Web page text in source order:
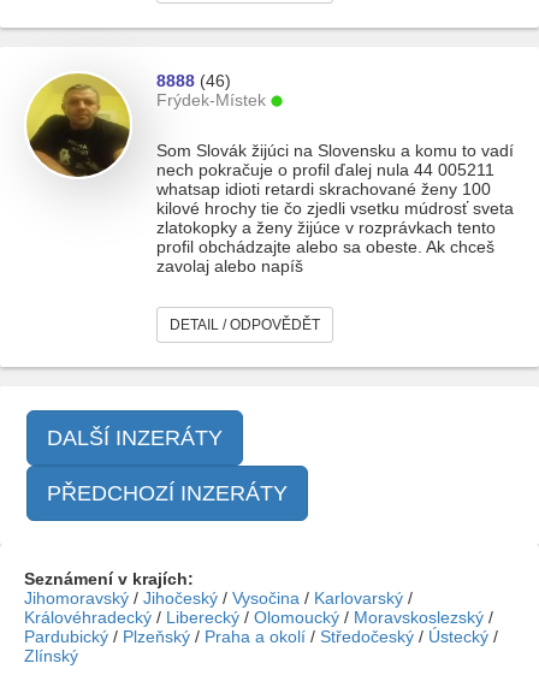
8888 (46)
Frýdek-Místek
Som Slovák žijúci na Slovensku a komu to vadí
nech pokračuje o profil ďalej nula 44 005211
whatsap idioti retardi skrachované ženy 100
kilové hrochy tie čo zjedli vsetku múdrosť sveta
zlatokopky a ženy žijúce v rozprávkach tento
profil obchádzajte alebo sa obeste. Ak chceš
zavolaj alebo napíš
DETAIL / ODPOVĚDĚT
DALŠÍ INZERÁTY
PŘEDCHOZÍ INZERÁTY
Seznámení v krajích:
Jihomoravský / Jihočeský / Vysočina / Karlovarský /
Královéhradecký / Liberecký / Olomoucký / Moravskoslezský /
Pardubický / Plzeňský / Praha a okolí / Středočeský / Ústecký /
Zlínský